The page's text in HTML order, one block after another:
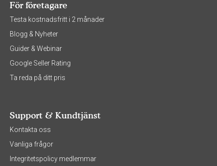
För företagare
Testa kostnadsfritt i 2 månader
Blogg & Nyheter
Guider & Webinar
Google Seller Rating
Ta reda på ditt pris
Support & Kundtjänst
Kontakta oss
Vanliga frågor
Integritetspolicy medlemmar